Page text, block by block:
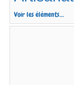
Voir les éléments...